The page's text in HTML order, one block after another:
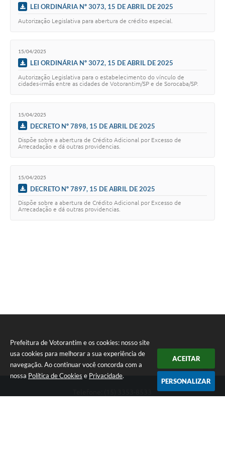
Prefeitura de Votorantim e os cookies: nosso site
usa cookies para melhorar a sua experiência de
navegação. Ao continuar você concorda com a
nossa Política de Cookies e Privacidade.
ACEITAR
PERSONALIZAR
Galeria de Vídeos
IPTU Selo Verde
Notícias
Contato
LEI ORDINÁRIA Nº 3073, 15 DE ABRIL DE 2025
Autorização Legislativa para abertura de crédito especial.
15/04/2025
LEI ORDINÁRIA Nº 3072, 15 DE ABRIL DE 2025
Autorização Legislativa para o estabelecimento do vínculo de
cidades-irmãs entre as cidades de Votorantim/SP e de Sorocaba/SP.
15/04/2025
DECRETO Nº 7898, 15 DE ABRIL DE 2025
Dispõe sobre a abertura de Crédito Adicional por Excesso de
Arrecadação e dá outras providencias.
15/04/2025
DECRETO Nº 7897, 15 DE ABRIL DE 2025
Dispõe sobre a abertura de Crédito Adicional por Excesso de
Arrecadação e dá outras providencias.